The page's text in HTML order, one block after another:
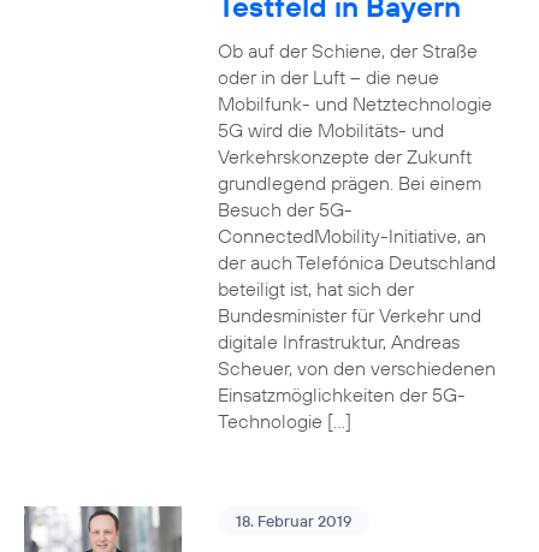
Ob auf der Schiene, der Straße
oder in der Luft – die neue
Mobilfunk- und Netztechnologie
5G wird die Mobilitäts- und
Verkehrskonzepte der Zukunft
grundlegend prägen. Bei einem
Besuch der 5G-
ConnectedMobility-Initiative, an
der auch Telefónica Deutschland
beteiligt ist, hat sich der
Bundesminister für Verkehr und
digitale Infrastruktur, Andreas
Scheuer, von den verschiedenen
Einsatzmöglichkeiten der 5G-
Technologie […]
18. Februar 2019